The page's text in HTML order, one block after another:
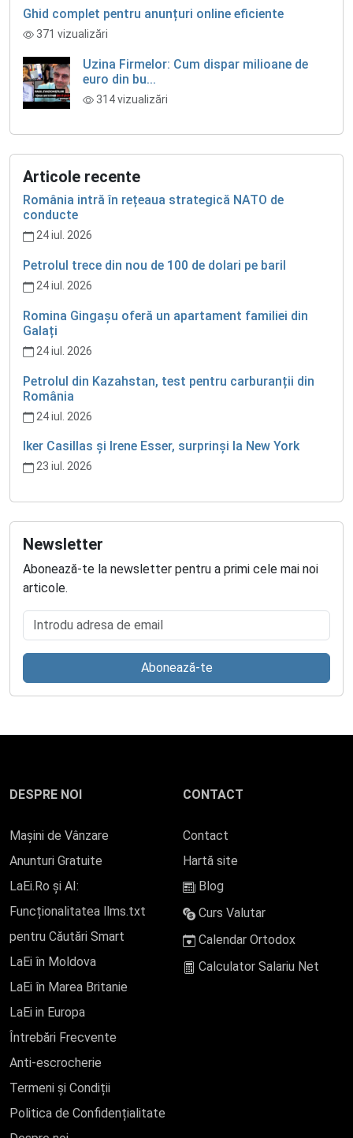
Ghid complet pentru anunțuri online eficiente
371 vizualizări
Uzina Firmelor: Cum dispar milioane de
euro din bu...
314 vizualizări
Articole recente
România intră în rețeaua strategică NATO de
conducte
24 iul. 2026
Petrolul trece din nou de 100 de dolari pe baril
24 iul. 2026
Romina Gingașu oferă un apartament familiei din
Galați
24 iul. 2026
Petrolul din Kazahstan, test pentru carburanții din
România
24 iul. 2026
Iker Casillas și Irene Esser, surprinși la New York
23 iul. 2026
Newsletter
Abonează-te la newsletter pentru a primi cele mai noi
articole.
Introdu adresa de email
Abonează-te
DESPRE NOI
Mașini de Vânzare
Anunturi Gratuite
LaEi.Ro și AI:
Funcționalitatea llms.txt
pentru Căutări Smart
LaEi în Moldova
LaEi în Marea Britanie
LaEi in Europa
Întrebări Frecvente
Anti-escrocherie
Termeni și Condiții
Politica de Confidențialitate
CONTACT
Contact
Hartă site
Blog
Curs Valutar
Calendar Ortodox
Calculator Salariu Net